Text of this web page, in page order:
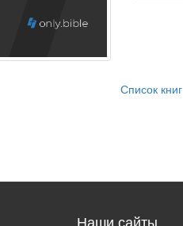
Список книг
Наши сайты